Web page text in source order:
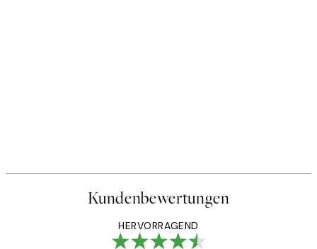
Kundenbewertungen
HERVORRAGEND